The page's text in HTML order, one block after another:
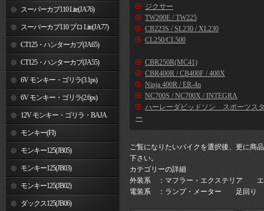
スーパーカブ110 Lite(JA76)
スーパーカブ110 プロ Lite(JA77)
CT125・ハンターカブ(JA65)
CT125・ハンターカブ(JA55)
6V モンキー・ゴリラ(3.1ps)
6V モンキー・ゴリラ(2.6ps)
12V モンキー・ゴリラ・BAJA
モンキー(FI)
モンキー125(JB05)
モンキー125(JB03)
モンキー125(JB02)
ダックス125(JB06)
ジクサー
TW200E / TW225
CB223S / SL230 / XL230
CL250/CL500
CBR250R(MC41)
CBR400R / CB400F / 400X
Ninja 400R / ER-4n
NC700S / NC700X / INTEGRA
ハーレーダビッドソン スポーツス
ー
ご覧になりたいバイクを選択後、更に商
下さい。
カテゴリーの詳細
外装系 ：マフラー・エクステリア エ
電装系 ：ランプ・メーター 足回り